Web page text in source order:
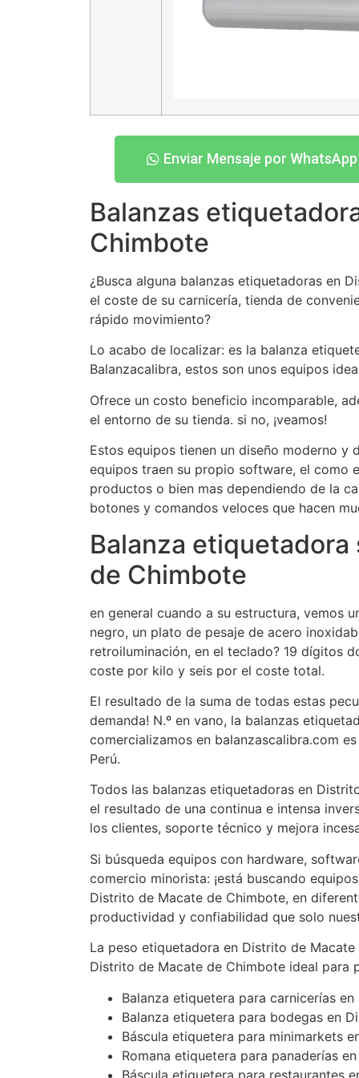
Enviar Mensaje por WhatsApp
Balanzas
Chimbote
¿Busca alguna balanzas etiquetadoras en
el coste de su carnicería, tienda de
rápido movimiento?
Lo acabo de localizar: es la balanza
Balanzacalibra, estos son unos equipos
Ofrece un costo beneficio incomparable,
el entorno de su tienda. si no, ¡veamos!
Estos equipos tienen un diseño moderno y
equipos traen su propio software, el como
productos o bien mas dependiendo de la
botones y comandos veloces que hacen
Balanza
de Chimbote
en general cuando a su estructura, vemos
negro, un plato de pesaje de acero
retroiluminación, en el teclado? 19 dígitos
coste por kilo y seis por el coste total.
El resultado de la suma de todas estas
demanda! N.º en vano, la balanzas
comercializamos en balanzascalibra.com
Perú.
Todos las balanzas etiquetadoras en
el resultado de una continua e intensa
los clientes, soporte técnico y mejora
Si búsqueda equipos con hardware,
comercio minorista: ¡está buscando
Distrito de Macate de Chimbote, en
productividad y confiabilidad que solo
La peso etiquetadora en Distrito de
Distrito de Macate de Chimbote ideal para
Balanza etiquetera para carnicerías
Balanza etiquetera para bodegas en
Báscula etiquetera para minimarkets
Romana etiquetera para panaderías
Báscula etiquetera para restaurantes